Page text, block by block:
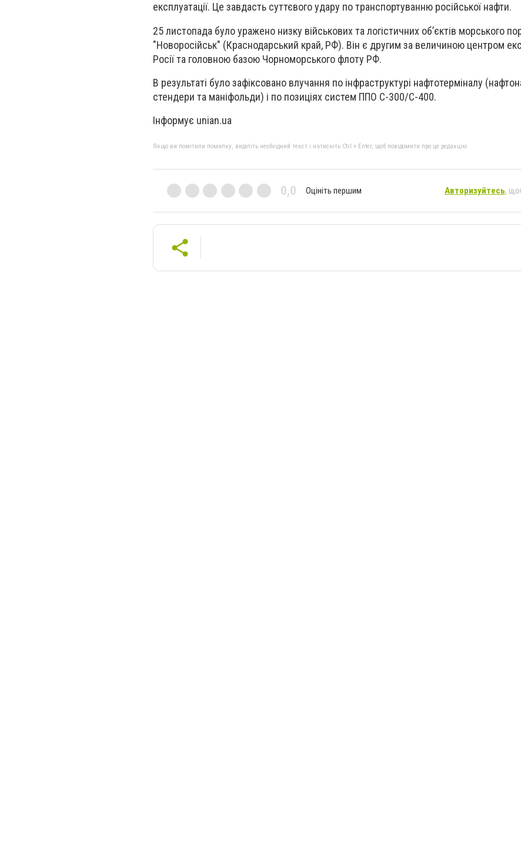
експлуатації. Це завдасть суттєвого удару по транспортуванню російської нафти.
25 листопада було уражено низку військових та логістичних об’єктів морського
"Новоросійськ" (Краснодарський край, РФ). Він є другим за величиною центром
Росії та головною базою Чорноморського флоту РФ.
В результаті було зафіксовано влучання по інфраструктурі нафтотерміналу
стендери та маніфольди) і по позиціях систем ППО С-300/С-400.
Інформує unian.ua
Якщо ви помітили помилку, виділіть необхідний текст і натисніть Ctrl + Enter, щоб повідомити про це редакцію
0,0 Оцініть першим Авторизуйтесь,